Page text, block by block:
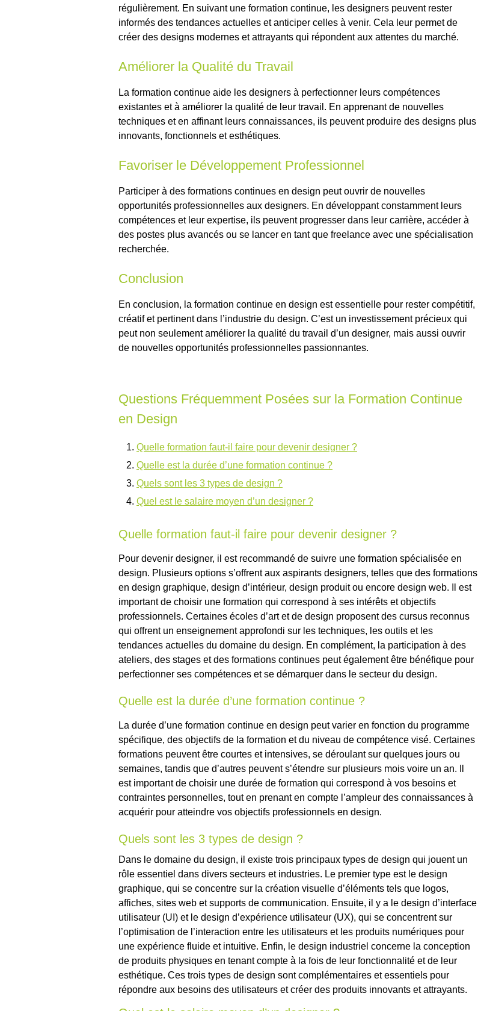
régulièrement. En suivant une formation continue, les designers peuvent rester
informés des tendances actuelles et anticiper celles à venir. Cela leur permet de
créer des designs modernes et attrayants qui répondent aux attentes du marché.
Améliorer la Qualité du Travail
La formation continue aide les designers à perfectionner leurs compétences
existantes et à améliorer la qualité de leur travail. En apprenant de nouvelles
techniques et en affinant leurs connaissances, ils peuvent produire des designs plus
innovants, fonctionnels et esthétiques.
Favoriser le Développement Professionnel
Participer à des formations continues en design peut ouvrir de nouvelles
opportunités professionnelles aux designers. En développant constamment leurs
compétences et leur expertise, ils peuvent progresser dans leur carrière, accéder à
des postes plus avancés ou se lancer en tant que freelance avec une spécialisation
recherchée.
Conclusion
En conclusion, la formation continue en design est essentielle pour rester compétitif,
créatif et pertinent dans l’industrie du design. C’est un investissement précieux qui
peut non seulement améliorer la qualité du travail d’un designer, mais aussi ouvrir
de nouvelles opportunités professionnelles passionnantes.
Questions Fréquemment Posées sur la Formation Continue
en Design
Quelle formation faut-il faire pour devenir designer ?
Quelle est la durée d’une formation continue ?
Quels sont les 3 types de design ?
Quel est le salaire moyen d’un designer ?
Quelle formation faut-il faire pour devenir designer ?
Pour devenir designer, il est recommandé de suivre une formation spécialisée en
design. Plusieurs options s’offrent aux aspirants designers, telles que des formations
en design graphique, design d’intérieur, design produit ou encore design web. Il est
important de choisir une formation qui correspond à ses intérêts et objectifs
professionnels. Certaines écoles d’art et de design proposent des cursus reconnus
qui offrent un enseignement approfondi sur les techniques, les outils et les
tendances actuelles du domaine du design. En complément, la participation à des
ateliers, des stages et des formations continues peut également être bénéfique pour
perfectionner ses compétences et se démarquer dans le secteur du design.
Quelle est la durée d’une formation continue ?
La durée d’une formation continue en design peut varier en fonction du programme
spécifique, des objectifs de la formation et du niveau de compétence visé. Certaines
formations peuvent être courtes et intensives, se déroulant sur quelques jours ou
semaines, tandis que d’autres peuvent s’étendre sur plusieurs mois voire un an. Il
est important de choisir une durée de formation qui correspond à vos besoins et
contraintes personnelles, tout en prenant en compte l’ampleur des connaissances à
acquérir pour atteindre vos objectifs professionnels en design.
Quels sont les 3 types de design ?
Dans le domaine du design, il existe trois principaux types de design qui jouent un
rôle essentiel dans divers secteurs et industries. Le premier type est le design
graphique, qui se concentre sur la création visuelle d’éléments tels que logos,
affiches, sites web et supports de communication. Ensuite, il y a le design d’interface
utilisateur (UI) et le design d’expérience utilisateur (UX), qui se concentrent sur
l’optimisation de l’interaction entre les utilisateurs et les produits numériques pour
une expérience fluide et intuitive. Enfin, le design industriel concerne la conception
de produits physiques en tenant compte à la fois de leur fonctionnalité et de leur
esthétique. Ces trois types de design sont complémentaires et essentiels pour
répondre aux besoins des utilisateurs et créer des produits innovants et attrayants.